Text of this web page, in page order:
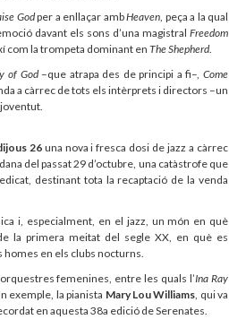
Godper a enllaçar ambHeaven, peça a la qual
davant els sons d’una magistralFreedom
com la trompeta dominant enThe Shepherd.
of God–que atrapa des de principi a fi–,Come
a càrrec de tots els intèrprets i directors –un
26una nova i fresca dosi de jazz a càrrec
del passat 29 d’octubre, una catàstrofe que
destinant tota la recaptació de la venda
i, especialment, en el jazz, un món en què
la primera meitat del segle XX, en què es
homes en els clubs nocturns.
femenines, entre les quals l’Ina Ray
exemple, la pianista Mary Lou Williams, qui va
en aquesta 38a edició de Serenates.